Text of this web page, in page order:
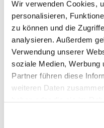
Wir verwenden Cookies,
personalisieren,
zu können und die
analysieren. Außerdem
Verwendung unserer
soziale Medien, Werbung
Partner führen diese
weiteren Daten